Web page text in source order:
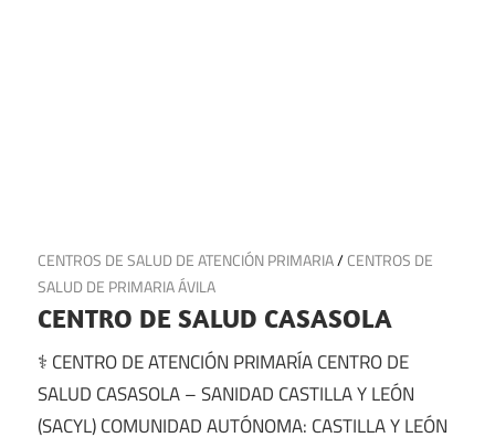
27 de junio de 2025
CENTROS DE SALUD DE ATENCIÓN PRIMARIA/CENTROS DE
SALUD DE PRIMARIA ÁVILA
CENTRO DE SALUD CASASOLA
⚕️ CENTRO DE ATENCIÓN PRIMARÍA CENTRO DE
SALUD CASASOLA – SANIDAD CASTILLA Y LEÓN
(SACYL) COMUNIDAD AUTÓNOMA: CASTILLA Y LEÓN